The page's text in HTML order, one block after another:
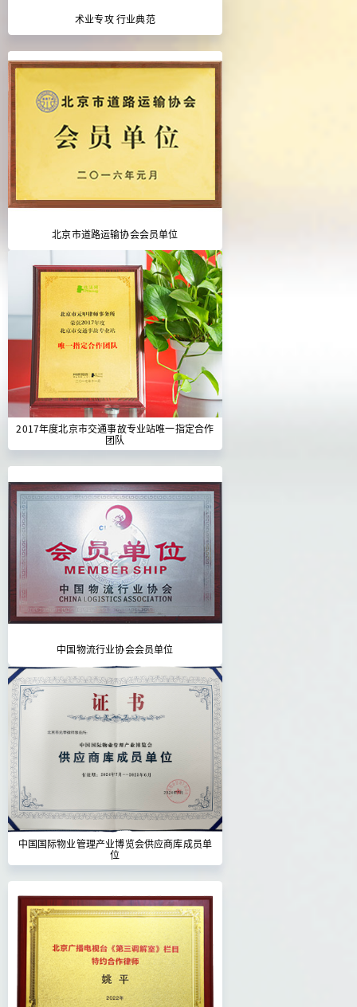
术业专攻 行业典范
北京市道路运输协会会员单位
2017年度北京市交通事故专业站唯一指定合作
团队
中国物流行业协会会员单位
中国国际物业管理产业博览会供应商库成员单
位